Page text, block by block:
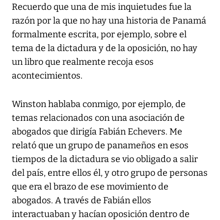
Recuerdo que una de mis inquietudes fue la
razón por la que no hay una historia de Panamá
formalmente escrita, por ejemplo, sobre el
tema de la dictadura y de la oposición, no hay
un libro que realmente recoja esos
acontecimientos.
Winston hablaba conmigo, por ejemplo, de
temas relacionados con una asociación de
abogados que dirigía Fabián Echevers. Me
relató que un grupo de panameños en esos
tiempos de la dictadura se vio obligado a salir
del país, entre ellos él, y otro grupo de personas
que era el brazo de ese movimiento de
abogados. A través de Fabián ellos
interactuaban y hacían oposición dentro de